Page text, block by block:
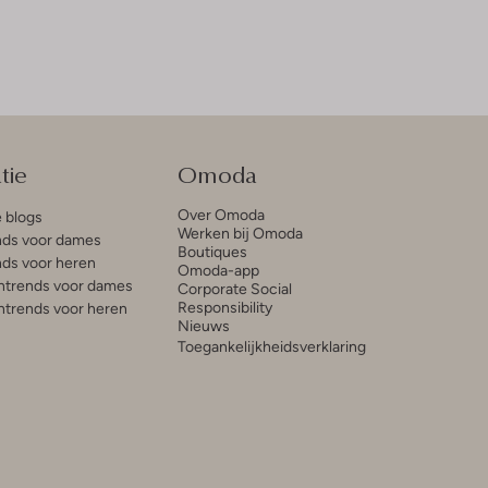
blogs
voor dames
voor heren
voor dames
voor heren
Omoda
Over Omoda
Werken bij Omoda
Boutiques
Omoda-app
Corporate Social
Responsibility
Nieuws
Toegankelijkheidsverklaring